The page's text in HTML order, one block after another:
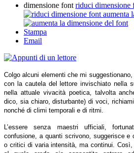
dimensione font riduci dimensione
aumenta
Stampa
Email
Colgo alcuni elementi che mi suggestionano,
con la cautela del lettore invischiato nella
nella attuale vivacità poetica, talvolta
dico, sia chiaro, disturbante) di voci,
nonché di climi temporali e di ritmi.
L’essere senza maestri ufficiali,
confusione, a quanti scrivono, suggerisce e
o critici di varia intensità, ma continui. Così,